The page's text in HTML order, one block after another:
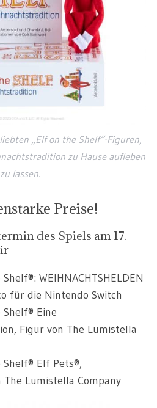
„Elf on the Shelf“-Figuren,
zu Hause aufleben
zu lassen.
Preise!
des Spiels am 17.
WEIHNACHTSHELDEN
für die Nintendo Switch
Eine
Figur von The Lumistella
Elf Pets®,
Lumistella Company